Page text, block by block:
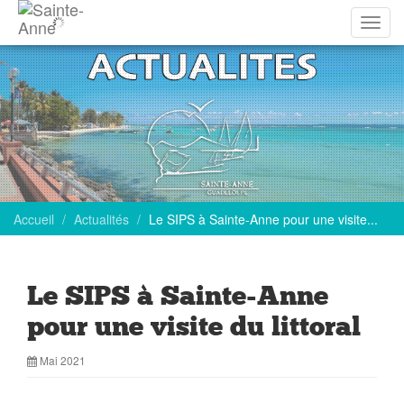
la
Accueil Actualités Le SIPS à Sainte-Anne pour une visite...
Le SIPS à Sainte-Anne
pour une visite du littoral
Mai 2021